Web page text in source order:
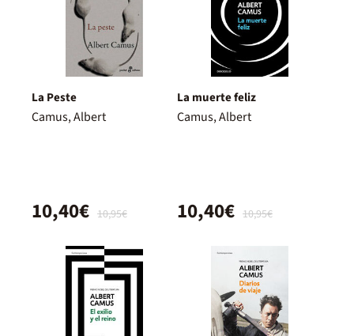
La Peste
Camus, Albert
10,95€
10,40€
La muerte feliz
Camus, Albert
10,95€
10,40€